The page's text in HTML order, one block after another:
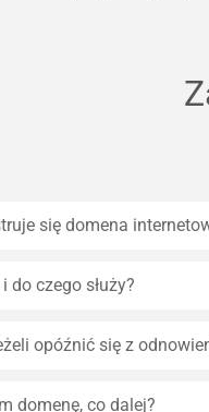
się domena
do czego służy?
opóźnić się z
domenę, co dalej?